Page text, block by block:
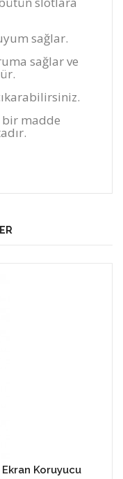
sağlar.
sağlar ve
bir madde
Koruyucu